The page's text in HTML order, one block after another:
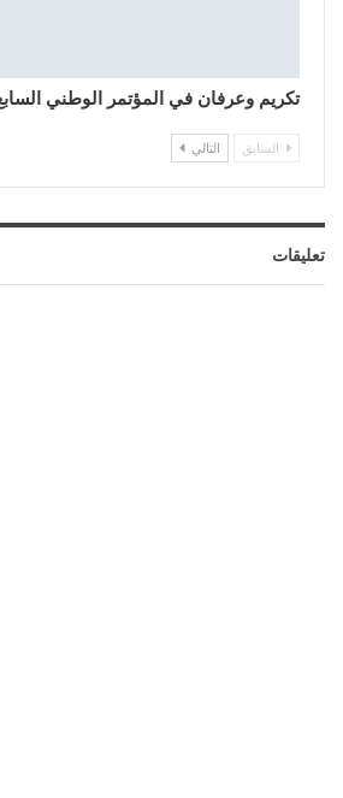
تكريم وعرفان في المؤتمر الوطني السابع
السابق التالي
تعليقات